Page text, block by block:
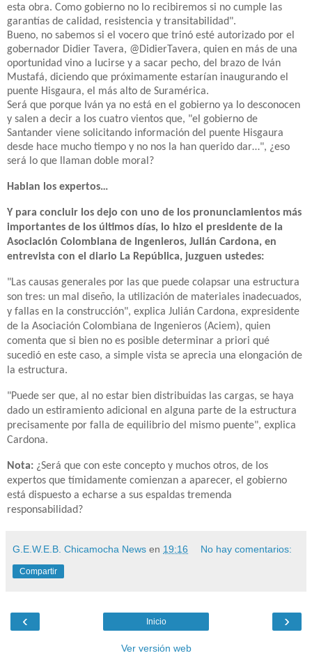
esta obra. Como gobierno no lo recibiremos si no cumple las
garantías de calidad, resistencia y transitabilidad".
Bueno, no sabemos si el vocero que trinó esté autorizado por el
gobernador Didier Tavera, @DidierTavera, quien en más de una
oportunidad vino a lucirse y a sacar pecho, del brazo de Iván
Mustafá, diciendo que próximamente estarían inaugurando el
puente Hisgaura, el más alto de Suramérica.
Será que porque Iván ya no está en el gobierno ya lo desconocen
y salen a decir a los cuatro vientos que, "el gobierno de
Santander viene solicitando información del puente Hisgaura
desde hace mucho tiempo y no nos la han querido dar…", ¿eso
será lo que llaman doble moral?
Hablan los expertos…
Y para concluir los dejo con uno de los pronunciamientos más
importantes de los últimos días, lo hizo el presidente de la
Asociación Colombiana de Ingenieros, Julián Cardona, en
entrevista con el diario La República, juzguen ustedes:
"Las causas generales por las que puede colapsar una estructura
son tres: un mal diseño, la utilización de materiales inadecuados,
y fallas en la construcción", explica Julián Cardona, expresidente
de la Asociación Colombiana de Ingenieros (Aciem), quien
comenta que si bien no es posible determinar a priori qué
sucedió en este caso, a simple vista se aprecia una elongación de
la estructura.
"Puede ser que, al no estar bien distribuidas las cargas, se haya
dado un estiramiento adicional en alguna parte de la estructura
precisamente por falla de equilibrio del mismo puente", explica
Cardona.
Nota: ¿Será que con este concepto y muchos otros, de los
expertos que tímidamente comienzan a aparecer, el gobierno
está dispuesto a echarse a sus espaldas tremenda
responsabilidad?
G.E.W.E.B. Chicamocha News en 19:16 No hay comentarios:
Compartir
‹ ›
Inicio
Ver versión web